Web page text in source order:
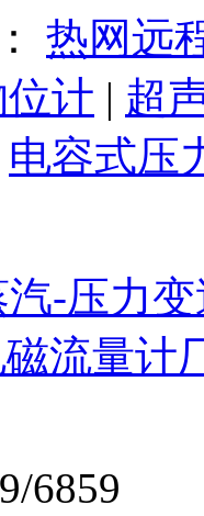
热网远
计 | 超
电容式压
6859